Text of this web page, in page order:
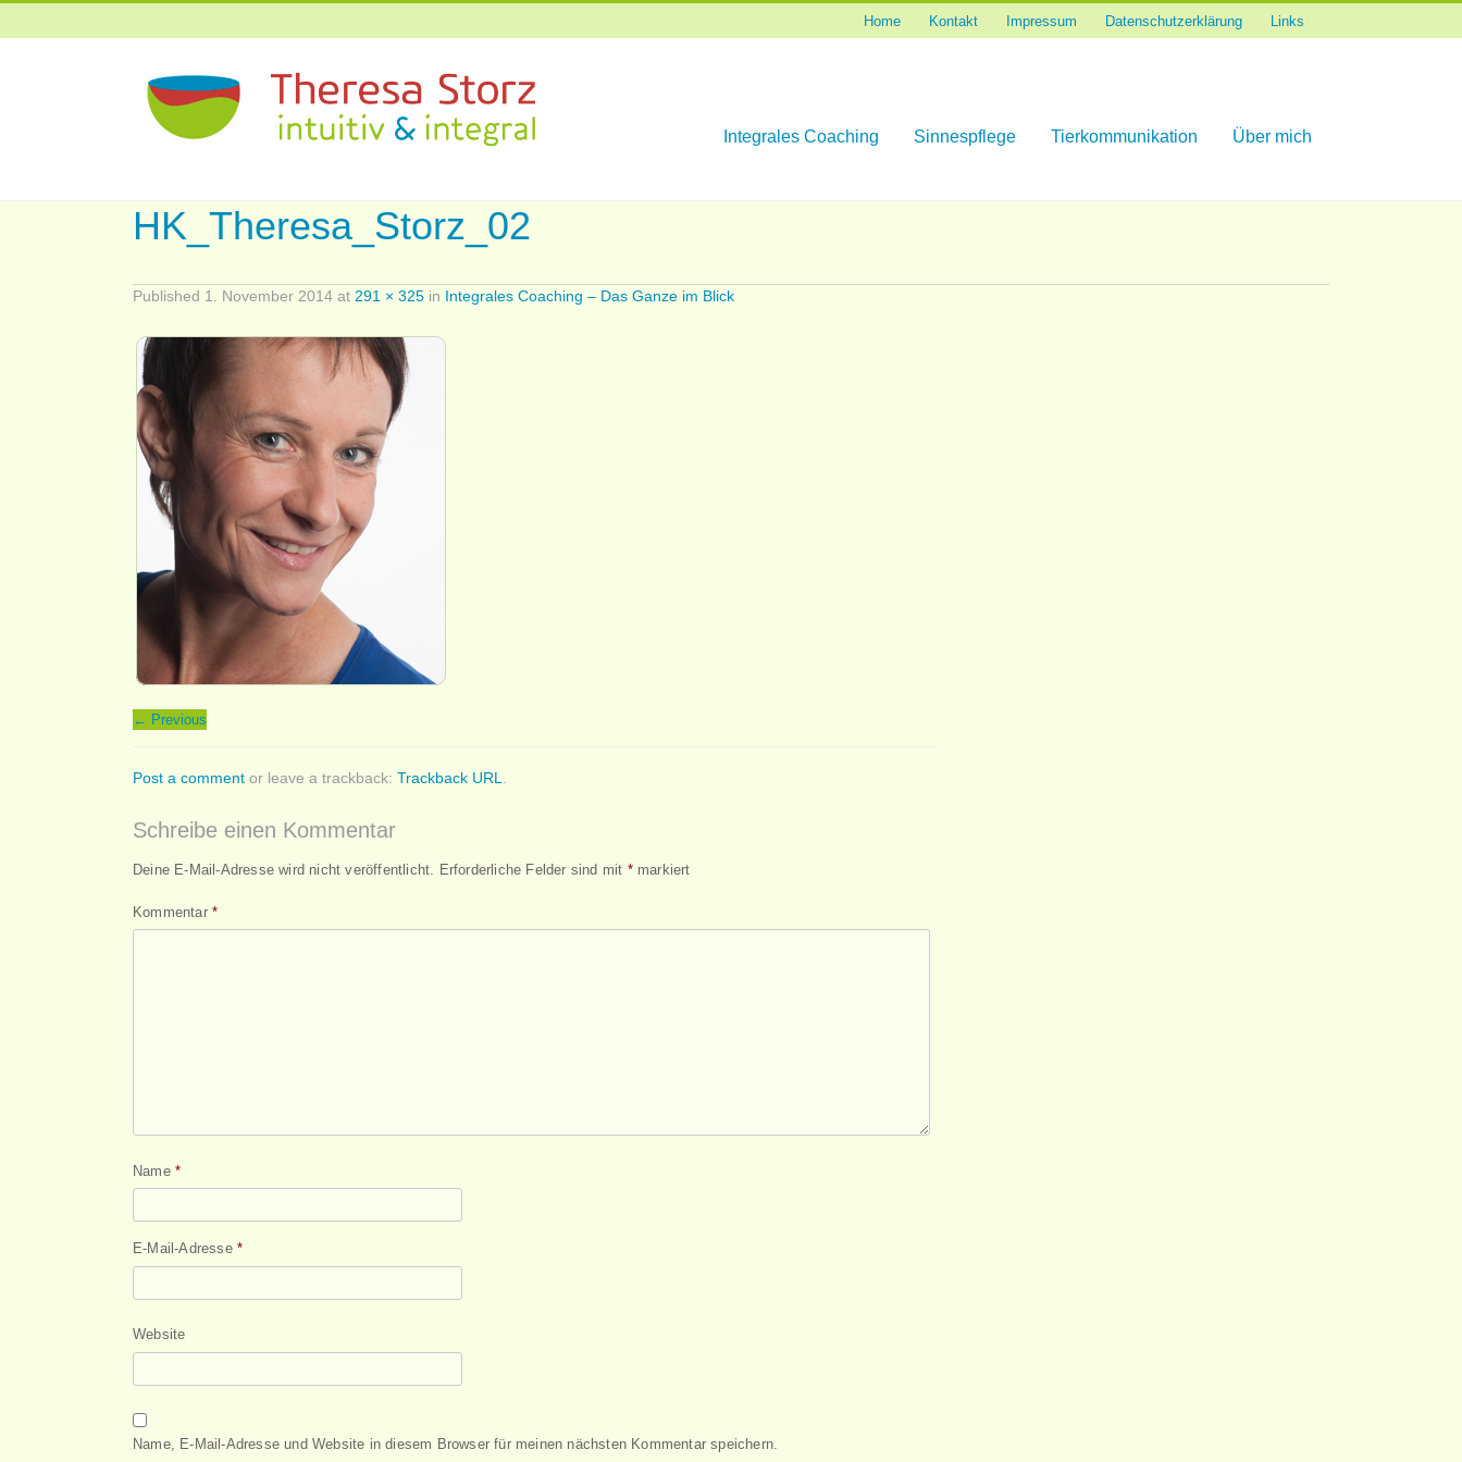
Links
Datenschutzerklärung
Impressum
Kontakt
Home
Skip
Über mich
Tierkommunikation
Sinnespflege
Integrales Coaching
HK_Theresa_Storz_02
Published 1. November 2014 at 291 × 325 in Integrales Coaching – Das Ganze im Blick
← Previous
Post a comment or leave a trackback: Trackback URL
Schreibe einen Kommentar
Deine E-Mail-Adresse wird nicht veröffentlicht. Erforderliche Felder sind mit *markiert
Kommentar *
Name *
E-Mail-Adresse *
Website
Name, E-Mail-Adresse und Website in diesem Browser für meinen nächsten Kommentar speichern.